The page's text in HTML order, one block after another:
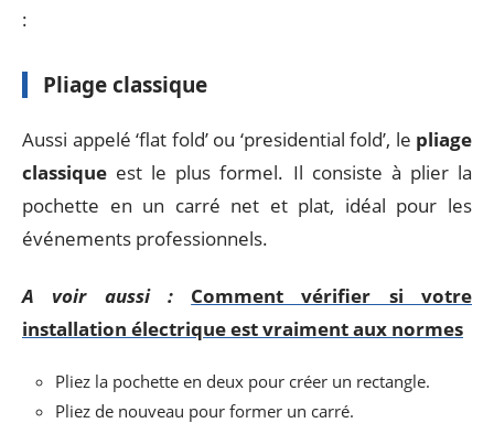
:
Pliage classique
Aussi appelé ‘flat fold’ ou ‘presidential fold’, le pliage
classique est le plus formel. Il consiste à plier la
pochette en un carré net et plat, idéal pour les
événements professionnels.
A voir aussi :
Comment vérifier si votre
installation électrique est vraiment aux normes
Pliez la pochette en deux pour créer un rectangle.
Pliez de nouveau pour former un carré.